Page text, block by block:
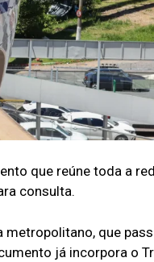
que reúne toda a
consulta.
que
já incorpora o